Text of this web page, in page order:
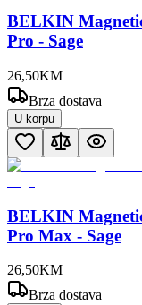
BELKIN
Pro - Sage
26,50KM
Brza dostava
U korpu
BELKIN
Pro Max - Sage
26,50KM
Brza dostava